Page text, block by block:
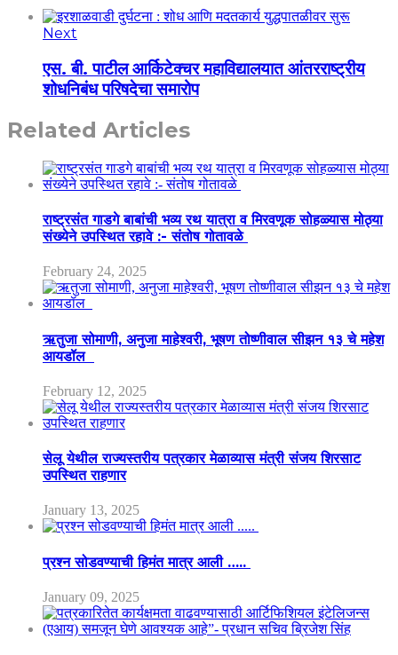
Next
एस. बी. पाटील आर्किटेक्चर महाविद्यालयात आंतरराष्ट्रीय
शोधनिबंध परिषदेचा समारोप
Related Articles
राष्ट्रसंत गाडगे बाबांची भव्य रथ यात्रा व मिरवणूक सोहळ्यास मोठ्या
संख्येने उपस्थित रहावे :- संतोष गोतावळे
February 24, 2025
ऋतुजा सोमाणी, अनुजा माहेश्वरी, भूषण तोष्णीवाल सीझन १३ चे महेश
आयडॉल
February 12, 2025
सेलू येथील राज्यस्तरीय पत्रकार मेळाव्यास मंत्री संजय शिरसाट
उपस्थित राहणार
January 13, 2025
प्रश्न सोडवण्याची हिमंत मात्र आली …..
January 09, 2025